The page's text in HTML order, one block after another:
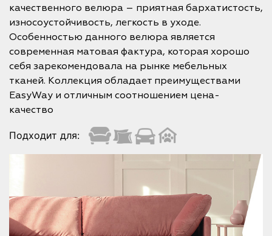
качественного велюра – приятная бархатистость,
износоустойчивость, легкость в уходе.
Особенностью данного велюра является
современная матовая фактура, которая хорошо
себя зарекомендовала на рынке мебельных
тканей. Коллекция обладает преимуществами
EasyWay и отличным соотношением цена-
качество
Подходит для: